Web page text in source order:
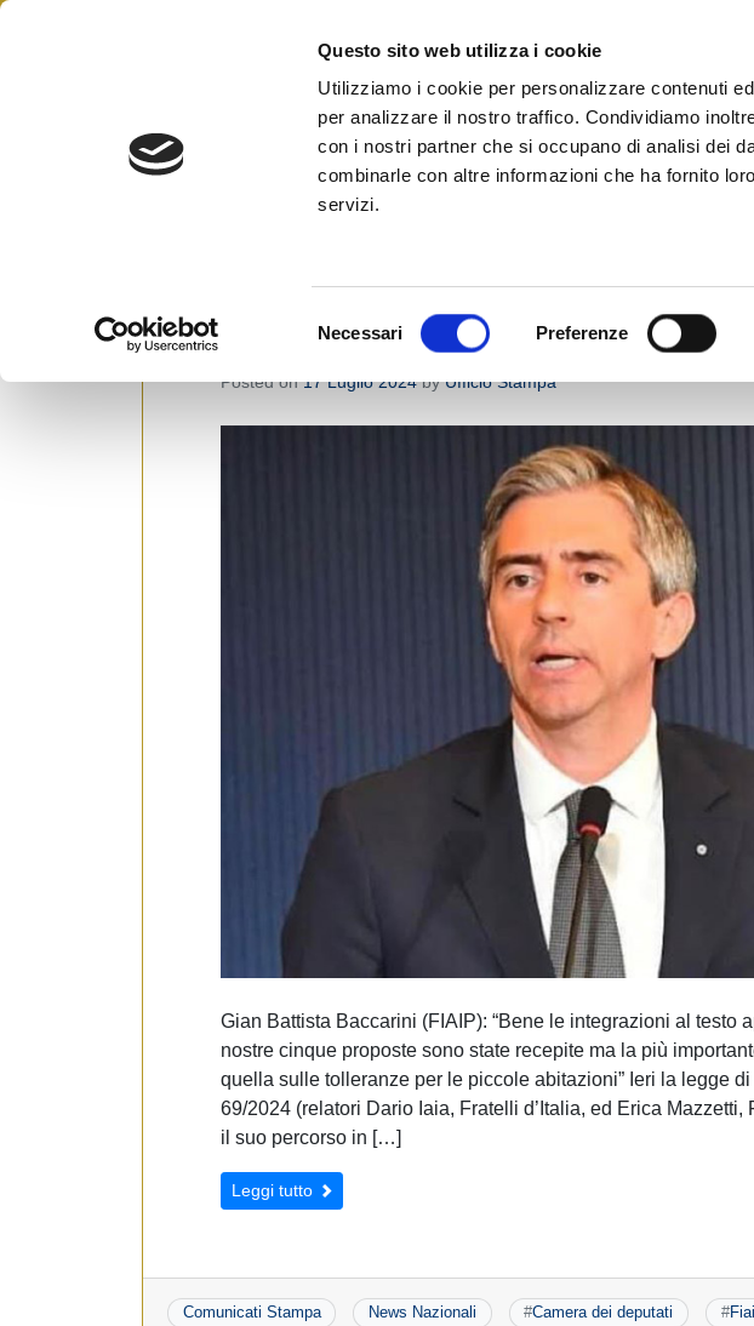
Questo sito web utilizza i cookie
Utilizziamo i cookie per personalizzare contenuti
per analizzare il nostro traffico. Condividiamo
con i nostri partner che si occupano di analisi dei
combinarle con altre informazioni che ha fornito
servizi.
Necessari Preferenze
Skip
Federazione Italiana Agenti Immobiliari
Montecitorio
per i miniappartamenti
Posted on17 Luglio 2024byUfficio Stampa
Gian Battista Baccarini (FIAIP): “Bene le integrazioni al testo
nostre cinque proposte sono state recepite ma la più
quella sulle tolleranze per le piccole abitazioni” Ieri la legge
69/2024 (relatori Dario Iaia, Fratelli d’Italia, ed Erica Mazzetti,
il suo percorso in […]
Leggi tutto
Comunicati Stampa News Nazionali #Camera dei deputati #